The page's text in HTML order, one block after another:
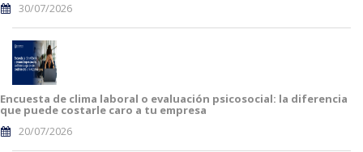
30/07/2026
Encuesta de clima laboral o evaluación psicosocial: la diferencia
que puede costarle caro a tu empresa
20/07/2026